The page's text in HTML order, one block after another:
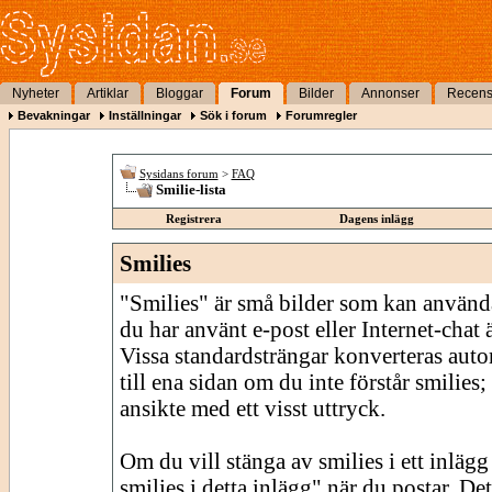
Nyheter Artiklar Bloggar Forum Bilder Annonser
Bevakningar Inställningar Sök i forum Forumregler
Sysidans forum > FAQ
Smilie-lista
Registrera Dagens inlägg
Smilies
"Smilies" är små bilder som kan
du har använt e-post eller Internet-
Vissa standardsträngar konverteras
till ena sidan om du inte förstår
ansikte med ett visst uttryck.
Om du vill stänga av smilies i ett